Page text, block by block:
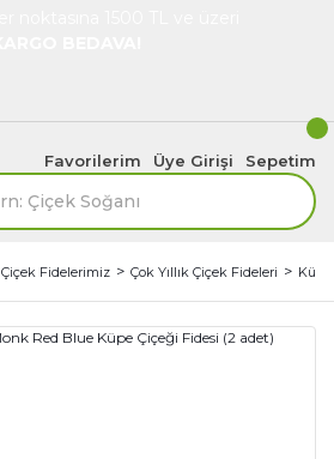
Favorilerim Üye Girişi Sepetim
Çiçek Fidelerimiz Çok Yıllık Çiçek Fideleri